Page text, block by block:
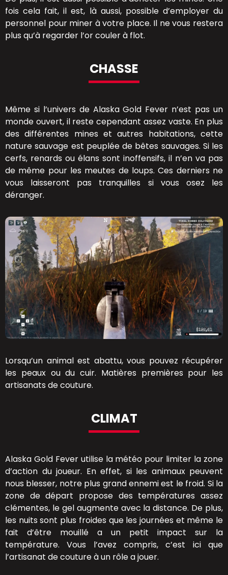
fois cela fait, il est, là aussi, possible d’employer du
personnel pour miner à votre place. Il ne vous restera
plus qu’à regarder l’or couler à flot.
CHASSE
Même si l’univers de Alaska Gold Fever n’est pas un
monde ouvert, il reste cependant assez vaste. En plus
des différentes mines et autres habitations, cette
nature sauvage est peuplée de bêtes sauvages. Si les
cerfs, renards ou élans sont inoffensifs, il n’en va pas
de même pour les meutes de loups. Ces derniers ne
vous laisseront pas tranquilles si vous osez les
déranger.
Lorsqu’un animal est abattu, vous pouvez récupérer
les peaux ou du cuir. Matières premières pour les
artisanats de couture.
CLIMAT
Alaska Gold Fever utilise la météo pour limiter la zone
d’action du joueur. En effet, si les animaux peuvent
nous blesser, notre plus grand ennemi est le froid. Si la
zone de départ propose des températures assez
clémentes, le gel augmente avec la distance. De plus,
les nuits sont plus froides que les journées et même le
fait d’être mouillé a un petit impact sur la
température. Vous l’avez compris, c’est ici que
l’artisanat de couture à un rôle a jouer.